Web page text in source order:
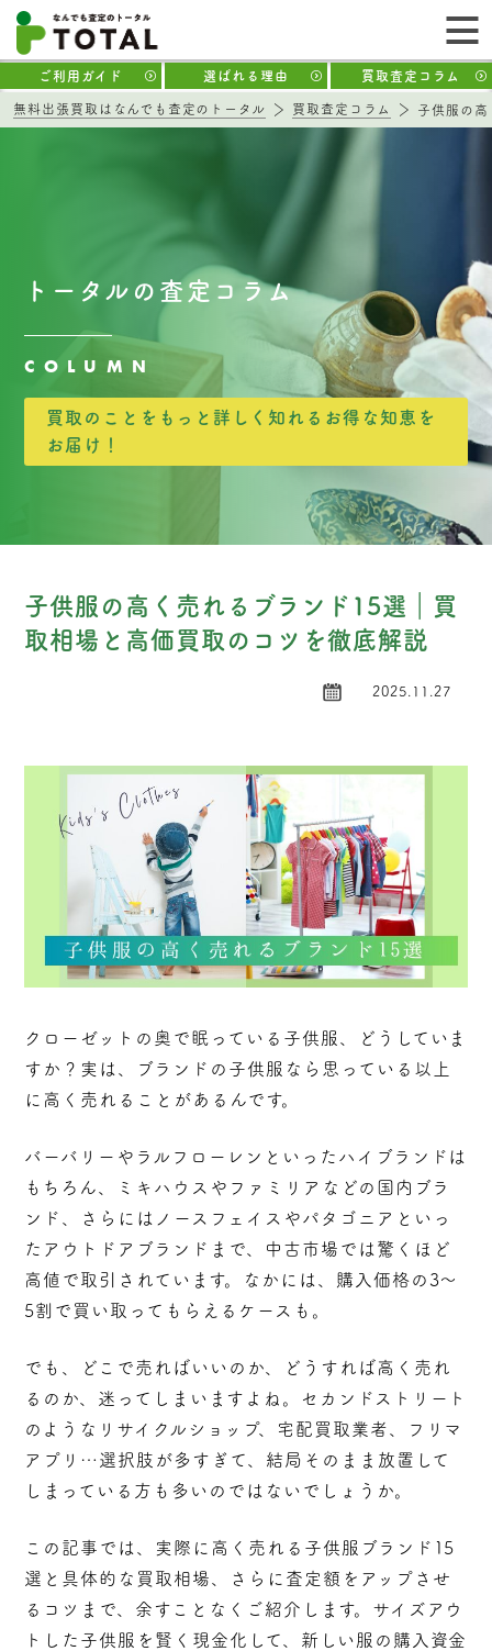
ご利用ガイド 選ばれる理由 買取査定コラム
無料出張買取はなんでも査定のトータル 買取査定コラム 子供服の
トータルの査定コラム
COLUMN
買取のことをもっと詳しく知れるお得な知恵を
お届け！
子供服の高く売れるブランド15選｜買
取相場と高価買取のコツを徹底解説
2025.11.27
クローゼットの奥で眠っている子供服、どうしていま
すか？実は、ブランドの子供服なら思っている以上
に高く売れることがあるんです。
バーバリーやラルフローレンといったハイブランドは
もちろん、ミキハウスやファミリアなどの国内ブラ
ンド、さらにはノースフェイスやパタゴニアといっ
たアウトドアブランドまで、中古市場では驚くほど
高値で取引されています。なかには、購入価格の3～
5割で買い取ってもらえるケースも。
でも、どこで売ればいいのか、どうすれば高く売れ
るのか、迷ってしまいますよね。セカンドストリート
のようなリサイクルショップ、宅配買取業者、フリマ
アプリ…選択肢が多すぎて、結局そのまま放置して
しまっている方も多いのではないでしょうか。
この記事では、実際に高く売れる子供服ブランド15
選と具体的な買取相場、さらに査定額をアップさせ
るコツまで、余すことなくご紹介します。サイズアウ
トした子供服を賢く現金化して、新しい服の購入資金